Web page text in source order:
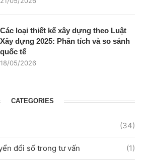
Các loại thiết kế xây dựng theo Luật
Xây dựng 2025: Phân tích và so sánh
quốc tế
18/05/2026
CATEGORIES
(34)
đổi số trong tư vấn (1)